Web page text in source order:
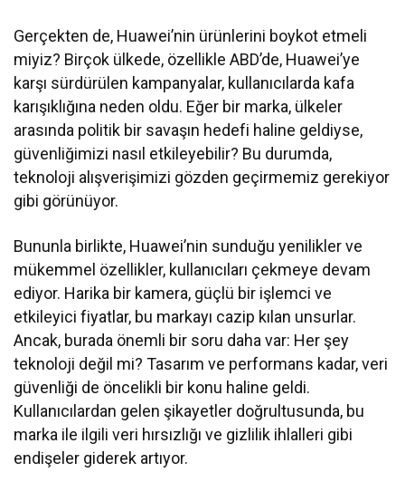
Gerçekten de, Huawei’nin ürünlerini boykot etmeli
miyiz? Birçok ülkede, özellikle ABD’de, Huawei’ye
karşı sürdürülen kampanyalar, kullanıcılarda kafa
karışıklığına neden oldu. Eğer bir marka, ülkeler
arasında politik bir savaşın hedefi haline geldiyse,
güvenliğimizi nasıl etkileyebilir? Bu durumda,
teknoloji alışverişimizi gözden geçirmemiz gerekiyor
gibi görünüyor.
Bununla birlikte, Huawei’nin sunduğu yenilikler ve
mükemmel özellikler, kullanıcıları çekmeye devam
ediyor. Harika bir kamera, güçlü bir işlemci ve
etkileyici fiyatlar, bu markayı cazip kılan unsurlar.
Ancak, burada önemli bir soru daha var: Her şey
teknoloji değil mi? Tasarım ve performans kadar, veri
güvenliği de öncelikli bir konu haline geldi.
Kullanıcılardan gelen şikayetler doğrultusunda, bu
marka ile ilgili veri hırsızlığı ve gizlilik ihlalleri gibi
endişeler giderek artıyor.